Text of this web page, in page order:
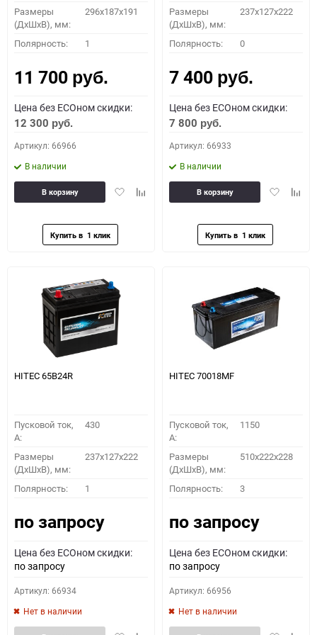
Размеры
(ДхШхВ), мм:
296х187х191
Полярность: 1
11 700 руб.
Цена без ECOном скидки:
12 300 руб.
Артикул: 66966
В наличии
ДобавитьДобавить
В корзину
Размеры
(ДхШхВ), мм:
237x127x222
Полярность: 0
7 400 руб.
Цена без ECOном скидки:
7 800 руб.
Артикул: 66933
В наличии
Добавить
В корзину
HITEC 65B24R
Пусковой ток,
A:
430
Размеры
(ДхШхВ), мм:
237x127x222
Полярность: 1
по запросу
Цена без ECOном скидки:
по запросу
Артикул: 66934
Нет в наличии
HITEC 70018MF
Пусковой ток,
A:
1150
Размеры
(ДхШхВ), мм:
510x222x228
Полярность: 3
по запросу
Цена без ECOном скидки:
по запросу
Артикул: 66956
Нет в наличии